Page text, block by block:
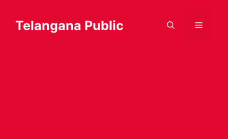
content
Telangana Public Menu